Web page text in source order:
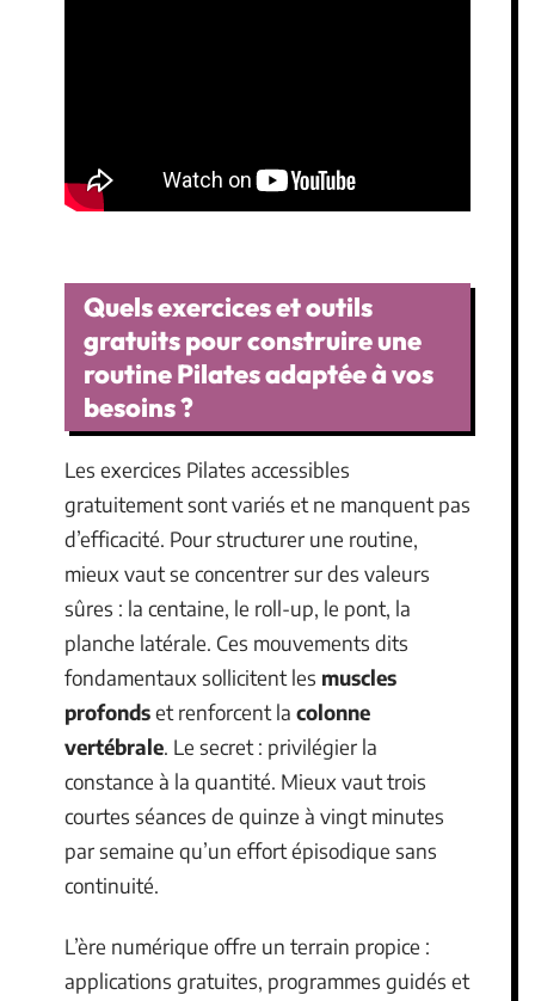
Quels exercices et outils
gratuits pour construire une
routine Pilates adaptée à vos
besoins ?
Les exercices Pilates accessibles
gratuitement sont variés et ne manquent pas
d’efficacité. Pour structurer une routine,
mieux vaut se concentrer sur des valeurs
sûres : la centaine, le roll-up, le pont, la
planche latérale. Ces mouvements dits
fondamentaux sollicitent les muscles
profondset renforcent la colonne
vertébrale. Le secret : privilégier la
constance à la quantité. Mieux vaut trois
courtes séances de quinze à vingt minutes
par semaine qu’un effort épisodique sans
continuité.
L’ère numérique offre un terrain propice :
applications gratuites, programmes guidés et